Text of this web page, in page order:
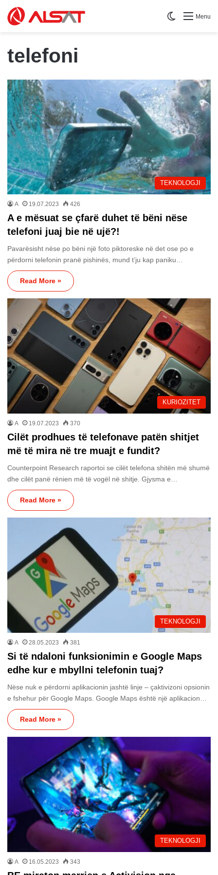
Menu
Switch skin
telefoni
TEKNOLOGJI
A 19.07.2023 426
A e mësuat se çfarë duhet të bëni nëse
telefoni juaj bie në ujë?!
Pavarësisht nëse po bëni një foto piktoreske në det ose po e
përdorni telefonin pranë pishinës, mund t’ju kap paniku…
Read More »
KURIOZITET
A 19.07.2023 370
Cilët prodhues të telefonave patën shitjet
më të mira në tre muajt e fundit?
Counterpoint Research raportoi se cilët telefona shitën më shumë
dhe cilët panë rënien më të vogël në shitje. Gjysma e…
Read More »
TEKNOLOGJI
A 28.05.2023 381
Si të ndaloni funksionimin e Google Maps
edhe kur e mbyllni telefonin tuaj?
Nëse nuk e përdorni aplikacionin jashtë linje – çaktivizoni opsionin
e fshehur për Google Maps. Google Maps është një aplikacion…
Read More »
TEKNOLOGJI
A 16.05.2023 343